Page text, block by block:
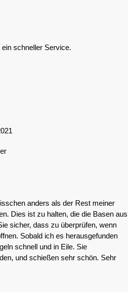
schneller Service.
anders als der Rest meiner
Dies ist zu halten, die die Basen aus
sicher, dass zu überprüfen, wenn
Sobald ich es herausgefunden
schnell und in Eile. Sie
und schießen sehr schön. Sehr